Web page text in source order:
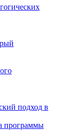
подход в
программы